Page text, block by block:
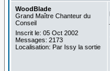
WoodBlade
Grand Maître Chanteur du
Conseil
Inscrit le: 05 Oct 2002
Messages: 2173
Localisation: Par Issy la sortie